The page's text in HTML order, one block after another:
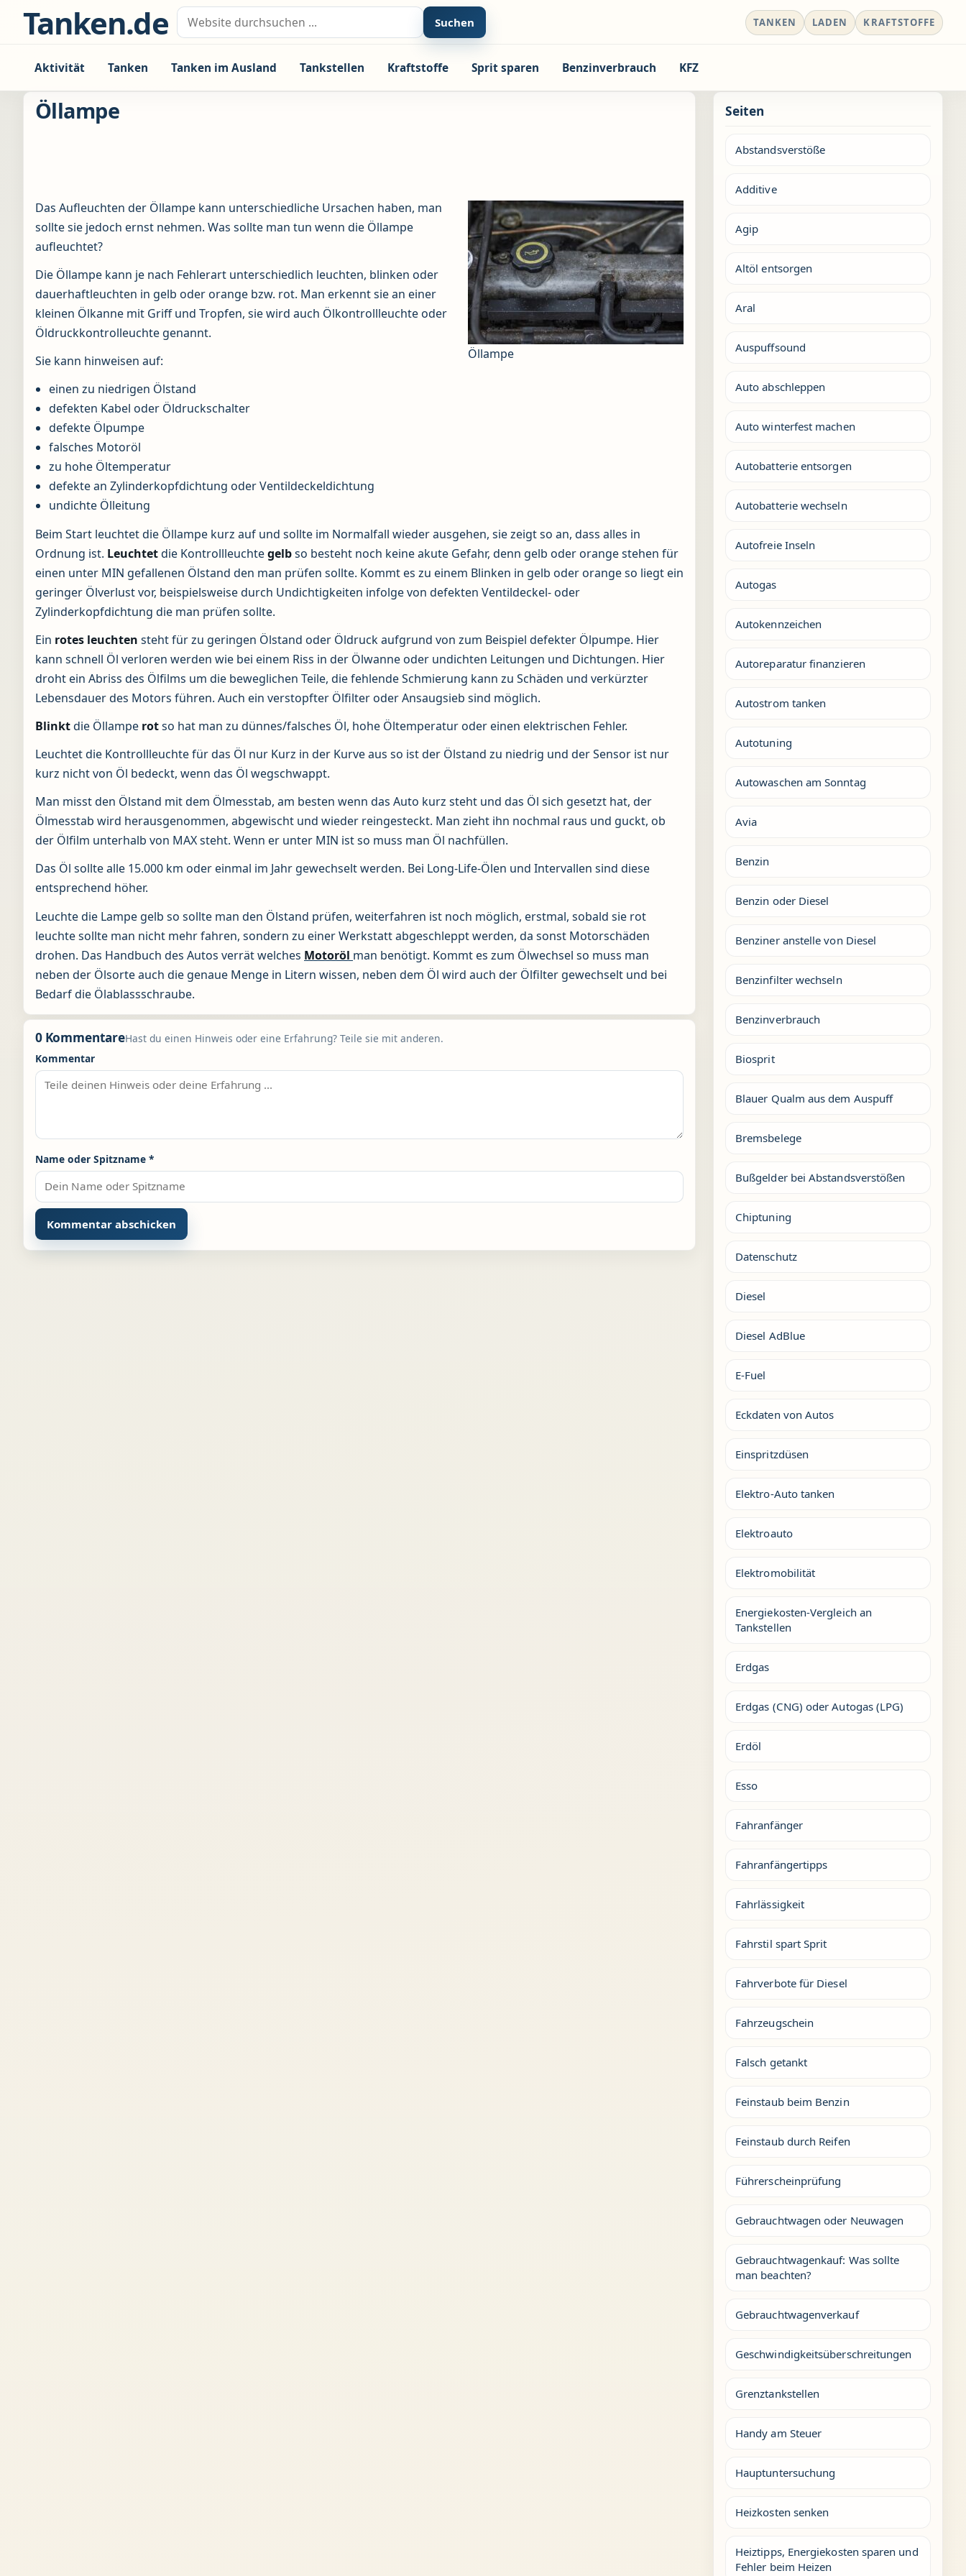
Zum Inhalt springen
Tanken.de Suche nach: Suchen TANKEN LADEN KRAFTSTOFFE
Aktivität Tanken Tanken im Ausland Tankstellen Kraftstoffe Sprit sparen Benzinverbrauch KFZ
Öllampe
Öllampe
Das Aufleuchten der Öllampe kann unterschiedliche Ursachen haben, man
sollte sie jedoch ernst nehmen. Was sollte man tun wenn die Öllampe
aufleuchtet?
Die Öllampe kann je nach Fehlerart unterschiedlich leuchten, blinken oder
dauerhaftleuchten in gelb oder orange bzw. rot. Man erkennt sie an einer
kleinen Ölkanne mit Griff und Tropfen, sie wird auch Ölkontrollleuchte oder
Öldruckkontrolleuchte genannt.
Sie kann hinweisen auf:
einen zu niedrigen Ölstand
defekten Kabel oder Öldruckschalter
defekte Ölpumpe
falsches Motoröl
zu hohe Öltemperatur
defekte an Zylinderkopfdichtung oder Ventildeckeldichtung
undichte Ölleitung
Beim Start leuchtet die Öllampe kurz auf und sollte im Normalfall wieder ausgehen, sie zeigt so an, dass alles in
Ordnung ist. Leuchtetdie Kontrollleuchtegelbso besteht noch keine akute Gefahr, denn gelb oder orange stehen für
einen unter MIN gefallenen Ölstand den man prüfen sollte. Kommt es zu einem Blinken in gelb oder orange so liegt ein
geringer Ölverlust vor, beispielsweise durch Undichtigkeiten infolge von defekten Ventildeckel- oder
Zylinderkopfdichtung die man prüfen sollte.
Ein rotes leuchten steht für zu geringen Ölstand oder Öldruck aufgrund von zum Beispiel defekter Ölpumpe. Hier
kann schnell Öl verloren werden wie bei einem Riss in der Ölwanne oder undichten Leitungen und Dichtungen. Hier
droht ein Abriss des Ölfilms um die beweglichen Teile, die fehlende Schmierung kann zu Schäden und verkürzter
Lebensdauer des Motors führen. Auch ein verstopfter Ölfilter oder Ansaugsieb sind möglich.
Blinktdie Öllampe rotso hat man zu dünnes/falsches Öl, hohe Öltemperatur oder einen elektrischen Fehler.
Leuchtet die Kontrollleuchte für das Öl nur Kurz in der Kurve aus so ist der Ölstand zu niedrig und der Sensor ist nur
kurz nicht von Öl bedeckt, wenn das Öl wegschwappt.
Man misst den Ölstand mit dem Ölmesstab, am besten wenn das Auto kurz steht und das Öl sich gesetzt hat, der
Ölmesstab wird herausgenommen, abgewischt und wieder reingesteckt. Man zieht ihn nochmal raus und guckt, ob
der Ölfilm unterhalb von MAX steht. Wenn er unter MIN ist so muss man Öl nachfüllen.
Das Öl sollte alle 15.000 km oder einmal im Jahr gewechselt werden. Bei Long-Life-Ölen und Intervallen sind diese
entsprechend höher.
Leuchte die Lampe gelb so sollte man den Ölstand prüfen, weiterfahren ist noch möglich, erstmal, sobald sie rot
leuchte sollte man nicht mehr fahren, sondern zu einer Werkstatt abgeschleppt werden, da sonst Motorschäden
drohen. Das Handbuch des Autos verrät welches Motoröl man benötigt. Kommt es zum Ölwechsel so muss man
neben der Ölsorte auch die genaue Menge in Litern wissen, neben dem Öl wird auch der Ölfilter gewechselt und bei
Bedarf die Ölablassschraube.
0 KommentareHast du einen Hinweis oder eine Erfahrung? Teile sie mit anderen.
Kommentar
Name oder Spitzname *
Seiten
Abstandsverstöße
Additive
Agip
Altöl entsorgen
Aral
Auspuffsound
Auto abschleppen
Auto winterfest machen
Autobatterie entsorgen
Autobatterie wechseln
Autofreie Inseln
Autogas
Autokennzeichen
Autoreparatur finanzieren
Autostrom tanken
Autotuning
Autowaschen am Sonntag
Avia
Benzin
Benzin oder Diesel
Benziner anstelle von Diesel
Benzinfilter wechseln
Benzinverbrauch
Biosprit
Blauer Qualm aus dem Auspuff
Bremsbelege
Bußgelder bei Abstandsverstößen
Chiptuning
Datenschutz
Diesel
Diesel AdBlue
E-Fuel
Eckdaten von Autos
Einspritzdüsen
Elektro-Auto tanken
Elektroauto
Elektromobilität
Energiekosten-Vergleich an
Tankstellen
Erdgas
Erdgas (CNG) oder Autogas (LPG)
Erdöl
Esso
Fahranfänger
Fahranfängertipps
Fahrlässigkeit
Fahrstil spart Sprit
Fahrverbote für Diesel
Fahrzeugschein
Falsch getankt
Feinstaub beim Benzin
Feinstaub durch Reifen
Führerscheinprüfung
Gebrauchtwagen oder Neuwagen
Gebrauchtwagenkauf: Was sollte
man beachten?
Gebrauchtwagenverkauf
Geschwindigkeitsüberschreitungen
Grenztankstellen
Handy am Steuer
Hauptuntersuchung
Heizkosten senken
Heiztipps, Energiekosten sparen und
Fehler beim Heizen